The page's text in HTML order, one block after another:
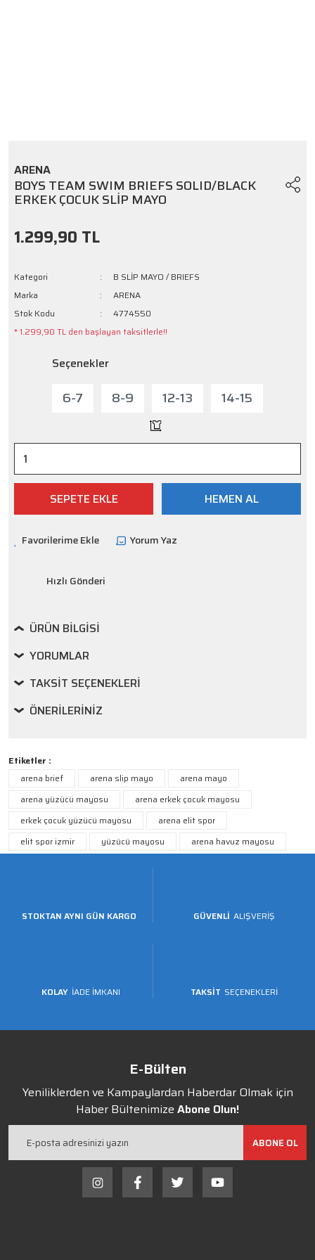
ARENA
BOYS TEAM SWIM BRIEFS SOLID/BLACK
ERKEK ÇOCUK SLİP MAYO
1.299,90 TL
Kategori
B SLİP MAYO / BRIEFS
Marka
ARENA
Stok Kodu
4774550
* 1.299,90 TL den başlayan taksitlerle!!
Seçenekler
6-7 8-9 12-13 14-15
SEPETE EKLE HEMEN AL
Yorum Yaz
Hızlı Gönderi
ÜRÜN BILGISI
YORUMLAR
TAKSIT SEÇENEKLERI
ÖNERILERINIZ
Etiketler :
arena brief
arena slip mayo
arena mayo
arena yüzücü mayosu
arena erkek çocuk mayosu
erkek çocuk yüzücü mayosu
arena elit spor
elit spor izmir
yüzücü mayosu arena havuz mayosu
STOKTAN AYNI GÜN KARGO GÜVENLİ ALIŞVERİŞ
KOLAY İADE İMKANI TAKSİT SEÇENEKLERİ
E-Bülten
Yeniliklerden ve Kampaylardan Haberdar Olmak için
Haber Bültenimize Abone Olun!
ABONE OL